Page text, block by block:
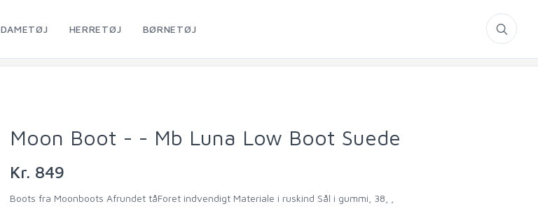
DAMETØJ HERRETØJ BØRNETØJ
Moon Boot - - Mb Luna Low Boot Suede
Kr. 849
Boots fra Moonboots Afrundet tåForet indvendigt Materiale i ruskind Sål i gummi, 38, ,